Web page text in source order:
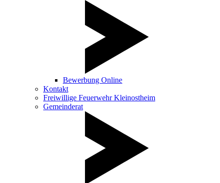
Bewerbung Online
Kontakt
Freiwillige Feuerwehr Kleinostheim
Gemeinderat